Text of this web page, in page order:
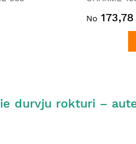
No
durvju rokturi –